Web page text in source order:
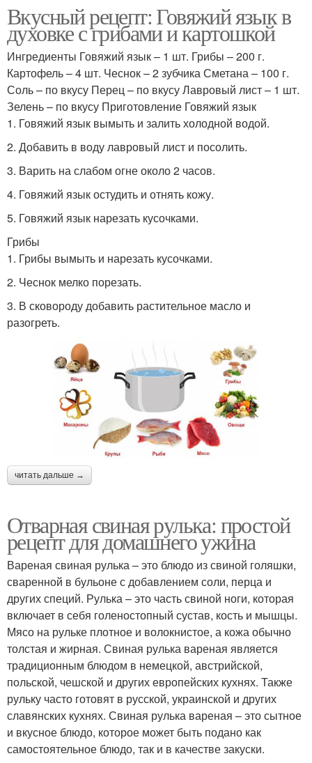
Вкусный рецепт: Говяжий язык в
духовке с грибами и картошкой
Ингредиенты Говяжий язык – 1 шт. Грибы – 200 г.
Картофель – 4 шт. Чеснок – 2 зубчика Сметана – 100 г.
Соль – по вкусу Перец – по вкусу Лавровый лист – 1 шт.
Зелень – по вкусу Приготовление Говяжий язык
1. Говяжий язык вымыть и залить холодной водой.
2. Добавить в воду лавровый лист и посолить.
3. Варить на слабом огне около 2 часов.
4. Говяжий язык остудить и отнять кожу.
5. Говяжий язык нарезать кусочками.
Грибы
1. Грибы вымыть и нарезать кусочками.
2. Чеснок мелко порезать.
3. В сковороду добавить растительное масло и
разогреть.
читать дальше →
Отварная свиная рулька: простой
рецепт для домашнего ужина
Вареная свиная рулька – это блюдо из свиной голяшки,
сваренной в бульоне с добавлением соли, перца и
других специй. Рулька – это часть свиной ноги, которая
включает в себя голеностопный сустав, кость и мышцы.
Мясо на рульке плотное и волокнистое, а кожа обычно
толстая и жирная. Свиная рулька вареная является
традиционным блюдом в немецкой, австрийской,
польской, чешской и других европейских кухнях. Также
рульку часто готовят в русской, украинской и других
славянских кухнях. Свиная рулька вареная – это сытное
и вкусное блюдо, которое может быть подано как
самостоятельное блюдо, так и в качестве закуски.